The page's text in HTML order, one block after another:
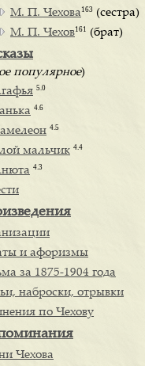
М. П. Чехова 163 (сестра)
М. П. Чехов161 (брат)
популярное)
5.0
4.6
4.5
мальчик 4.4
4.3
и афоризмы
за 1875-1904 года
наброски, отрывки
по Чехову
Чехова